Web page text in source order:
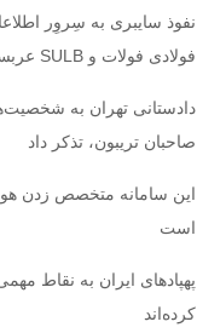
نفوذ سایبری به سِروِر
فولادی فولات و SULB عربستان
دادستانی تهران به
صاحبان تریبون، تذکر داد
این سامانه متخصص زدن
است
پهپاد‌های ایران به نقاط
کرده‌اند